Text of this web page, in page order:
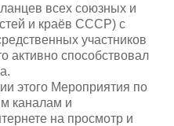
всех союзных и
и краёв СССР) с
участников
активно способствовал
этого Мероприятия по
каналам и
на просмотр и